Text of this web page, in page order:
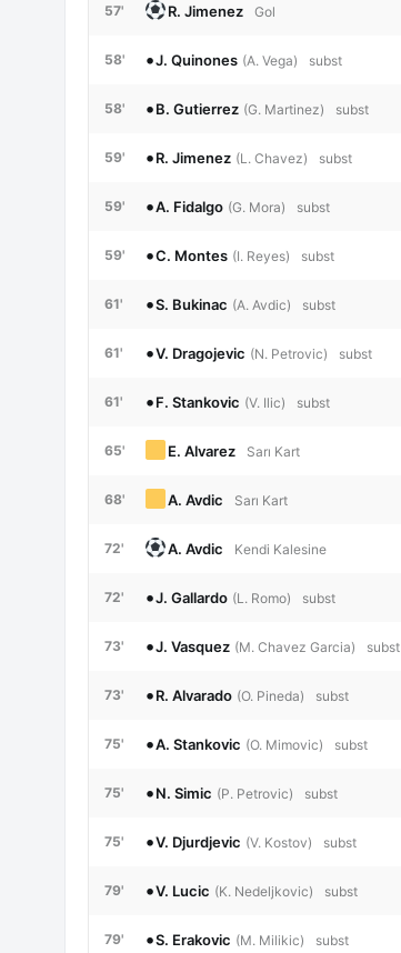
57' R. Jimenez Gol
58' •J. Quinones (A. Vega) subst
58' •B. Gutierrez (G. Martinez) subst
59' •R. Jimenez (L. Chavez) subst
59' •A. Fidalgo (G. Mora) subst
59' •C. Montes (I. Reyes) subst
61' •S. Bukinac (A. Avdic) subst
61' •V. Dragojevic (N. Petrovic) subst
61' •F. Stankovic (V. Ilic) subst
65' E. Alvarez Sarı Kart
68' A. Avdic Sarı Kart
72' A. Avdic Kendi Kalesine
72' •J. Gallardo (L. Romo) subst
73' •J. Vasquez (M. Chavez Garcia) subst
73' •R. Alvarado (O. Pineda) subst
75' •A. Stankovic (O. Mimovic) subst
75' •N. Simic (P. Petrovic) subst
75' •V. Djurdjevic (V. Kostov) subst
79' •V. Lucic (K. Nedeljkovic) subst
79' •S. Erakovic (M. Milikic) subst